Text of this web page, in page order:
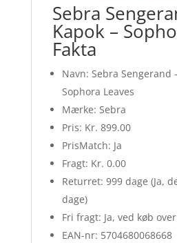
Sebra
Kapok –
Fakta
Navn: Sebra Sengerand
Sophora Leaves
Mærke: Sebra
Pris: Kr. 899.00
PrisMatch: Ja
Fragt: Kr. 0.00
Returret: 999 dage (Ja,
dage)
Fri fragt: Ja, ved køb
EAN-nr: 5704680068668